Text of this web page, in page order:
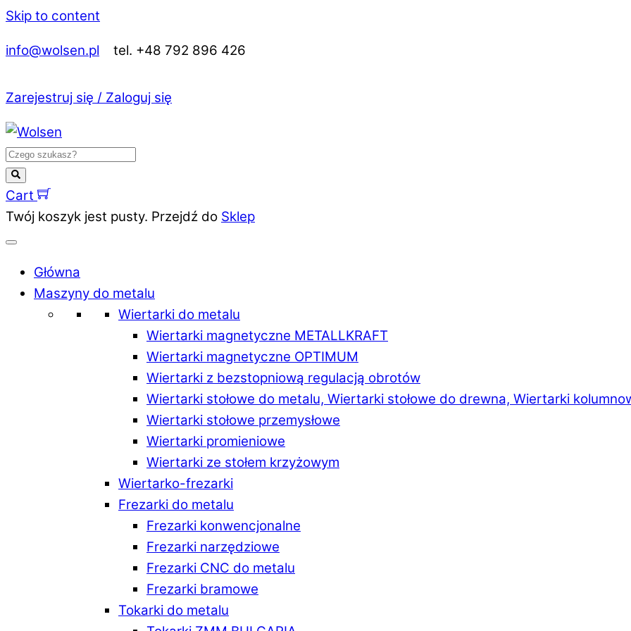
Skip to content
info@wolsen.pl tel. +48 792 896 426
Zarejestruj się / Zaloguj się
Cart
Twój koszyk jest pusty. Przejdź do Sklep
Główna
Maszyny do metalu
Wiertarki do metalu
Wiertarki magnetyczne METALLKRAFT
Wiertarki magnetyczne OPTIMUM
Wiertarki z bezstopniową regulacją obrotów
Wiertarki stołowe do metalu, Wiertarki stołowe do drewna, Wiertarki
Wiertarki stołowe przemysłowe
Wiertarki promieniowe
Wiertarki ze stołem krzyżowym
Wiertarko-frezarki
Frezarki do metalu
Frezarki konwencjonalne
Frezarki narzędziowe
Frezarki CNC do metalu
Frezarki bramowe
Tokarki do metalu